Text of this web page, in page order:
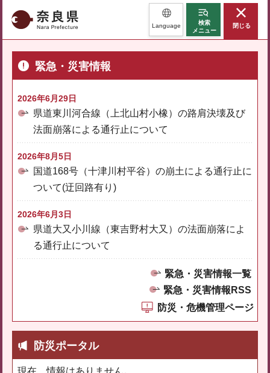
奈良県 Language
検索
メニュー
閉じる
緊急・災害情報
2026年6月29日
県道東川河合線（上北山村小橡）の路肩決壊及び
法面崩落による通行止について
2026年8月5日
国道168号（十津川村平谷）の崩土による通行止に
ついて(迂回路有り)
2026年6月3日
県道大又小川線（東吉野村大又）の法面崩落によ
る通行止について
緊急・災害情報一覧
緊急・災害情報RSS
防災・危機管理ページ
防災ポータル
現在、情報はありません。